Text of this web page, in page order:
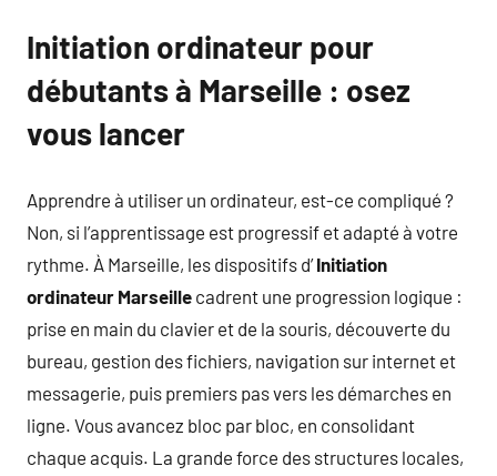
Initiation ordinateur pour
débutants à Marseille : osez
vous lancer
Apprendre à utiliser un ordinateur, est-ce compliqué ?
Non, si l’apprentissage est progressif et adapté à votre
rythme. À Marseille, les dispositifs d’Initiation
ordinateur Marseille cadrent une progression logique :
prise en main du clavier et de la souris, découverte du
bureau, gestion des fichiers, navigation sur internet et
messagerie, puis premiers pas vers les démarches en
ligne. Vous avancez bloc par bloc, en consolidant
chaque acquis. La grande force des structures locales,